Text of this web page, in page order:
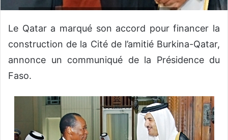
Le Qatar a marqué son accord pour financer la
construction de la Cité de l’amitié Burkina-Qatar,
annonce un communiqué de la Présidence du
Faso.